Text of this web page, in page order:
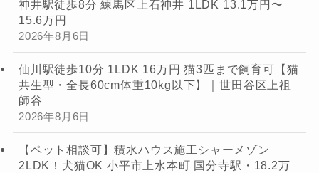
神井駅徒歩8分 練馬区上石神井 1LDK 13.1万円〜
15.6万円
2026年8月6日
仙川駅徒歩10分 1LDK 16万円 猫3匹まで飼育可【猫
共生型・全長60cm体重10kg以下】｜世田谷区上祖
師谷
2026年8月6日
【ペット相談可】積水ハウス施工シャーメゾン
2LDK！犬猫OK 小平市上水本町 国分寺駅・18.2万